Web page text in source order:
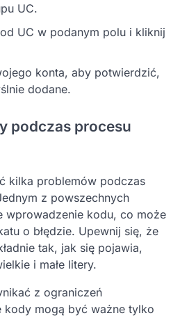
UC.
UC w podanym polu i kliknij
konta, aby potwierdzić,
dodane.
podczas procesu
kilka problemów podczas
z powszechnych
wprowadzenie kodu, co może
o błędzie. Upewnij się, że
tak, jak się pojawia,
i małe litery.
z ograniczeń
kody mogą być ważne tylko